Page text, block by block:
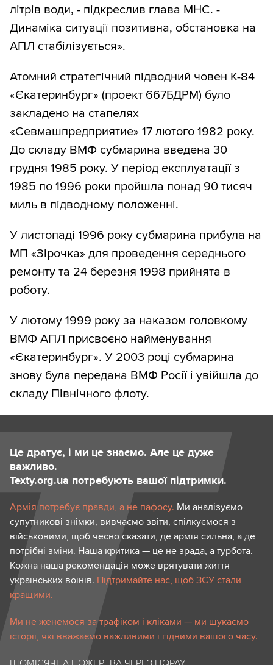
літрів води, - підкреслив глава МНС. -
Динаміка ситуації позитивна, обстановка на
АПЛ стабілізується».
Атомний стратегічний підводний човен К-84
«Єкатеринбург» (проект 667БДРМ) було
закладено на стапелях
«Севмашпредприятие» 17 лютого 1982 року.
До складу ВМФ субмарина введена 30
грудня 1985 року. У період експлуатації з
1985 по 1996 роки пройшла понад 90 тисяч
миль в підводному положенні.
У листопаді 1996 року субмарина прибула на
МП «Зірочка» для проведення середнього
ремонту та 24 березня 1998 прийнята в
роботу.
У лютому 1999 року за наказом головкому
ВМФ АПЛ присвоєно найменування
«Єкатеринбург». У 2003 році субмарина
знову була передана ВМФ Росії і увійшла до
складу Північного флоту.
Це дратує, і ми це знаємо. Але це дуже
важливо.
Texty.org.ua потребують вашої підтримки.
Армія потребує правди, а не пафосу. Ми аналізуємо
супутникові знімки, вивчаємо звіти, спілкуємося з
військовими, щоб чесно сказати, де армія сильна, а де
потрібні зміни. Наша критика — це не зрада, а турбота.
Кожна наша рекомендація може врятувати життя
українських воїнів. Підтримайте нас, щоб ЗСУ стали
кращими.
Ми не женемося за трафіком і кліками — ми шукаємо
історії, які вважаємо важливими і гідними вашого часу.